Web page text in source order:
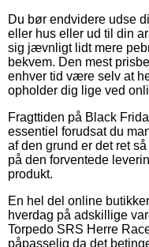
Du bør endvidere udse
eller hus eller ud til din
sig jævnligt lidt mere
bekvem. Den mest
enhver tid være selv at
opholder dig lige ved
Fragttiden på Black
essentiel forudsat du
af den grund er det ret
på den forventede
produkt.
En hel del online
hverdag på adskillige
Torpedo SRS Herre
påpasselig da det